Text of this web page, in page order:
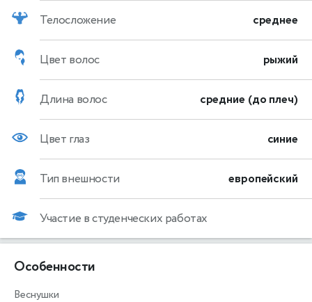
Телосложение среднее
Цвет волос рыжий
Длина волос средние (до плеч)
Цвет глаз синие
Тип внешности европейский
Участие в студенческих работах
Особенности
Веснушки